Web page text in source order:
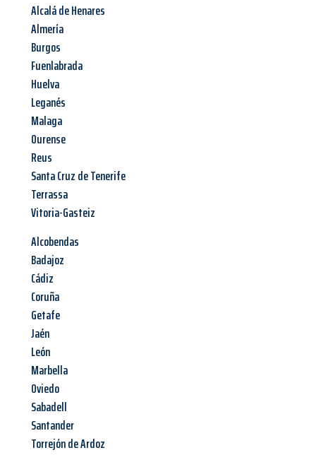
Alcalá de Henares
Almería
Burgos
Fuenlabrada
Huelva
Leganés
Malaga
Ourense
Reus
Santa Cruz de Tenerife
Terrassa
Vitoria-Gasteiz
Alcobendas
Badajoz
Cádiz
Coruña
Getafe
Jaén
León
Marbella
Oviedo
Sabadell
Santander
Torrejón de Ardoz